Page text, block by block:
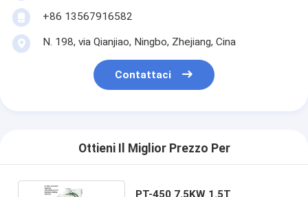
+86 13567916582
N. 198, via Qianjiao, Ningbo, Zhejiang, Cina
Contattaci
Ottieni Il Miglior Prezzo Per
PT-450 7.5KW 1.5T